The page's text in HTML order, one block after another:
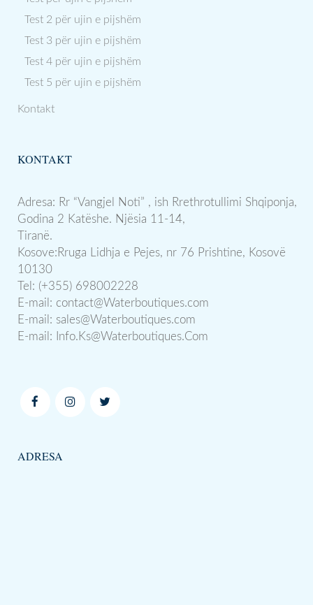
Test 2 për ujin e pijshëm
Test 3 për ujin e pijshëm
Test 4 për ujin e pijshëm
Test 5 për ujin e pijshëm
Kontakt
KONTAKT
Adresa: Rr “Vangjel Noti” , ish Rrethrotullimi Shqiponja,
Godina 2 Katëshe. Njësia 11-14,
Tiranë.
Kosove:Rruga Lidhja e Pejes, nr 76 Prishtine, Kosovë
10130
Tel: (+355) 698002228
E-mail: contact@Waterboutiques.com
E-mail: sales@Waterboutiques.com
E-mail:
Info.Ks@Waterboutiques.Com
ADRESA